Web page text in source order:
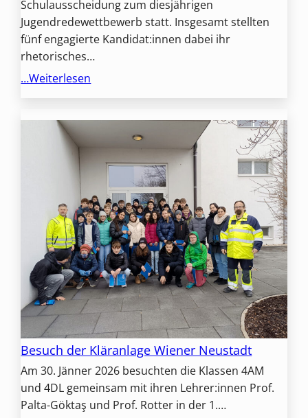
Schulausscheidung zum diesjährigen
Jugendredewettbewerb statt. Insgesamt stellten
fünf engagierte Kandidat:innen dabei ihr
rhetorisches…
…Weiterlesen
Besuch der Kläranlage Wiener Neustadt
Am 30. Jänner 2026 besuchten die Klassen 4AM
und 4DL gemeinsam mit ihren Lehrer:innen Prof.
Palta-Göktaş und Prof. Rotter in der 1.…